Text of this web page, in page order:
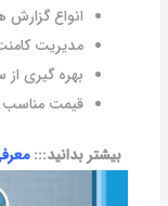
انواع گزارش
مدیریت
بهره گیری از
قیمت مناسب.
بیشتر بدانید:::